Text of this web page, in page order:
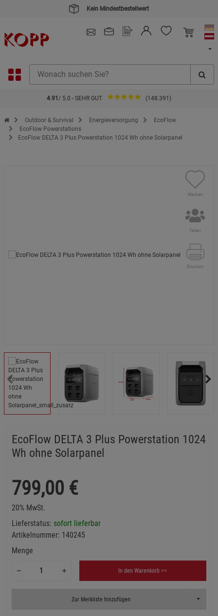
Kein Mindestbestellwert
4.91 / 5.0 - SEHR GUT (148.391)
Zur Startseite des Kopp Verlag Online-Shop
Outdoor & Survival Energieversorgung
EcoFlow
EcoFlow Powerstations
EcoFlow DELTA 3 Plus Powerstation 1024 Wh ohne Solarpanel
Merken
Teilen
Drucken
EcoFlow DELTA 3 Plus Powerstation 1024
Wh ohne Solarpanel
799,00 €
20% MwSt.
Lieferstatus: sofort lieferbar
Artikelnummer: 140245
Menge
In den Warenkorb >>
Zur Merkliste hinzufügen Toggle